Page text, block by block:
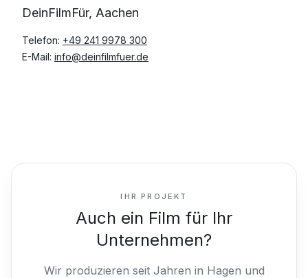
DeinFilmFür, Aachen
Telefon: +49 241 9978 300
E-Mail: info@deinfilmfuer.de
IHR PROJEKT
Auch ein Film für Ihr
Unternehmen?
Wir produzieren seit Jahren in Hagen und